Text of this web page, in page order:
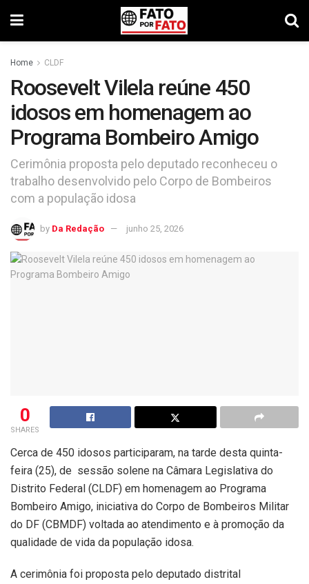
Home CLDF
Roosevelt Vilela reúne 450
idosos em homenagem ao
Programa Bombeiro Amigo
Cerimônia proposta pelo deputado reconheceu o
trabalho desenvolvido pelo Corpo de Bombeiros
com a população idosa
by Da Redação junho 25, 2026
0
SHARES
Cerca de 450 idosos participaram, na tarde desta quinta-
feira (25), de sessão solene na Câmara Legislativa do
Distrito Federal (CLDF) em homenagem ao Programa
Bombeiro Amigo, iniciativa do Corpo de Bombeiros Militar
do DF (CBMDF) voltada ao atendimento e à promoção da
qualidade de vida da população idosa.
A cerimônia foi proposta pelo deputado distrital